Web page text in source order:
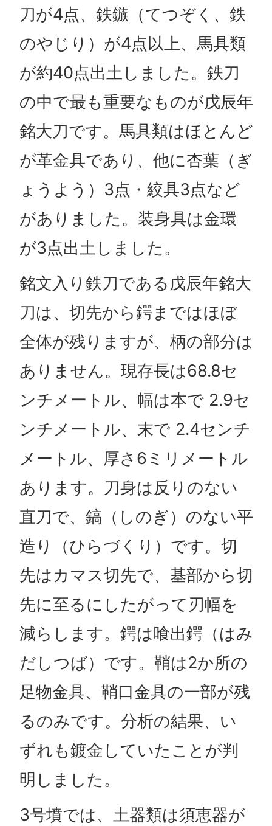
刀が4点、鉄鏃（てつぞく、鉄
のやじり）が4点以上、馬具類
が約40点出土しました。鉄刀
の中で最も重要なものが戊辰年
銘大刀です。馬具類はほとんど
が革金具であり、他に杏葉（ぎ
ょうよう）3点・絞具3点など
がありました。装身具は金環
が3点出土しました。
銘文入り鉄刀である戊辰年銘大
刀は、切先から鍔まではほぼ
全体が残りますが、柄の部分は
ありません。現存長は68.8セ
ンチメートル、幅は本で 2.9セ
ンチメートル、末で 2.4センチ
メートル、厚さ6ミリメートル
あります。刀身は反りのない
直刀で、鎬（しのぎ）のない平
造り（ひらづくり）です。切
先はカマス切先で、基部から切
先に至るにしたがって刃幅を
減らします。鍔は喰出鍔（はみ
だしつば）です。鞘は2か所の
足物金具、鞘口金具の一部が残
るのみです。分析の結果、い
ずれも鍍金していたことが判
明しました。
3号墳では、土器類は須恵器が